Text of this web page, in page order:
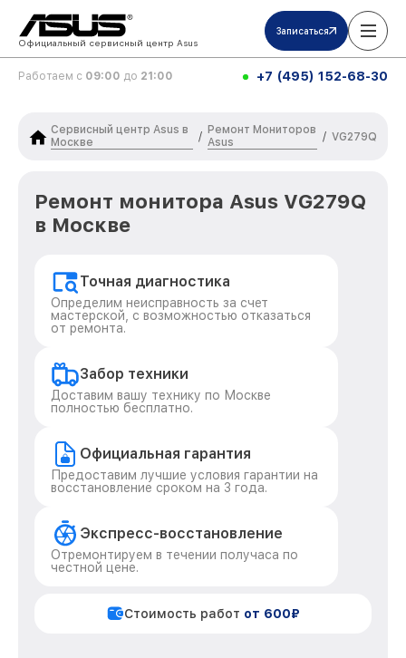
Официальный сервисный центр Asus
Записаться
Работаем с 09:00 до 21:00 +7 (495) 152-68-30
Сервисный центр Asus в
Москве
/
Ремонт Мониторов
Asus
/ VG279Q
Ремонт монитора Asus VG279Q
в Москве
Точная диагностика
Определим неисправность за счет
мастерской, с возможностью отказаться
от ремонта.
Забор техники
Доставим вашу технику по Москве
полностью бесплатно.
Официальная гарантия
Предоставим лучшие условия гарантии на
восстановление сроком на 3 года.
Экспресс-восстановление
Отремонтируем в течении получаса по
честной цене.
Стоимость работ от 600₽